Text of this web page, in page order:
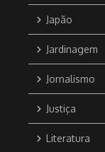
Japão
Jardinagem
Jornalismo
Justiça
Literatura